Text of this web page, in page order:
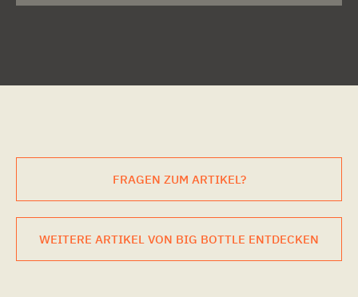
FRAGEN ZUM ARTIKEL?
WEITERE ARTIKEL VON BIG BOTTLE ENTDECKEN